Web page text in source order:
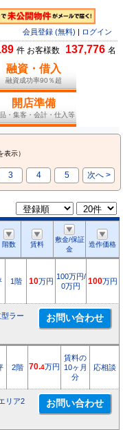
会員登録 (無料) ログイン
件 お客様数 137,776 名
融資・借入
融資成功率90％超
開店準備
・集客・会計・仕入等
表示）
3 4 5 次へ >
階数 賃料
敷金/保証
金
造作価格
1階 10万円
100万円/
0万円
100万円
ラー
2階 70.4万円
賃料の
10ヶ月
分
応相談
リア2